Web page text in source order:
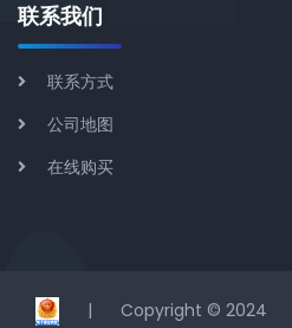
联系我们
联系方式
公司地图
在线购买
| Copyright © 2024